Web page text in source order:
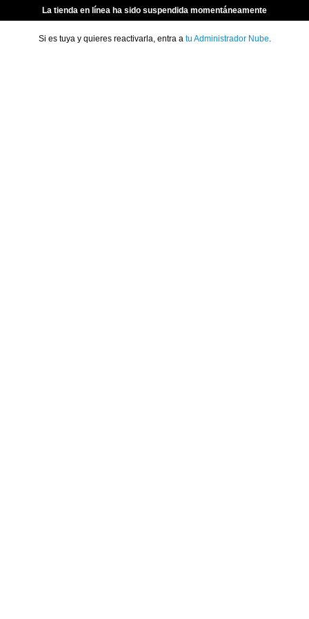
La tienda en línea ha sido suspendida momentáneamente
Si es tuya y quieres reactivarla, entra a tu Administrador Nube.